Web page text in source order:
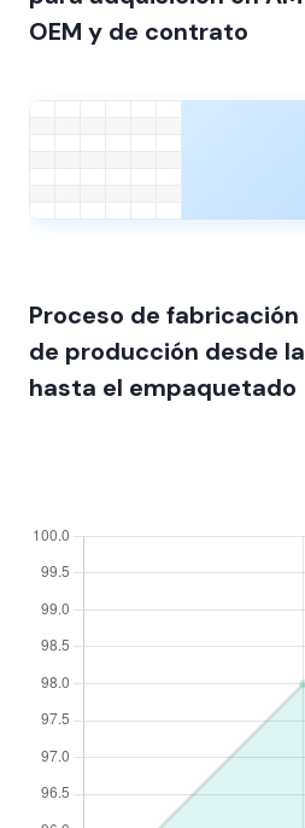
OEM y de contrato
Proceso de
de producción desde
hasta el empaquetado